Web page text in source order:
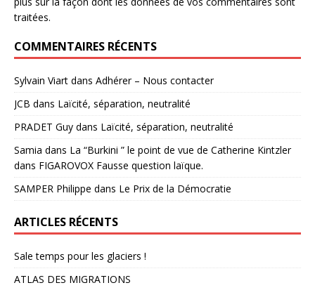
traitées.
COMMENTAIRES RÉCENTS
Sylvain Viart dans Adhérer – Nous contacter
JCB dans Laïcité, séparation, neutralité
PRADET Guy dans Laïcité, séparation, neutralité
Samia dans La “Burkini ” le point de vue de Catherine Kintzler
dans FIGAROVOX Fausse question laïque.
SAMPER Philippe dans Le Prix de la Démocratie
ARTICLES RÉCENTS
Sale temps pour les glaciers !
ATLAS DES MIGRATIONS